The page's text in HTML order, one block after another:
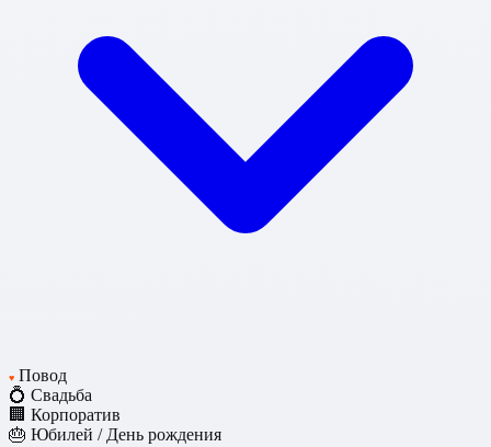
♥ Повод
💍 Свадьба
🏢 Корпоратив
🎂 Юбилей / День рождения